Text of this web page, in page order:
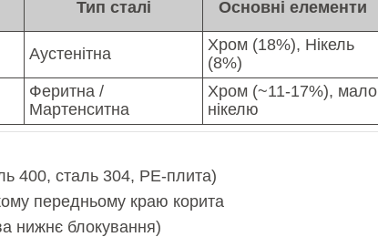
Тип сталі Основні елементи
Аустенітна
Хром (18%), Нікель
(8%)
Феритна /
Мартенситна
Хром (~11-17%), мало
нікелю
400, сталь 304, PE-плита)
передньому краю корита
нижнє блокування)